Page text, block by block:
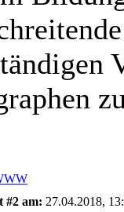
#2 am: 27.04.2018,